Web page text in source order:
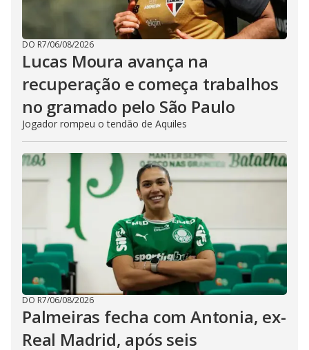
DO R7/06/08/2026
Lucas Moura avança na
recuperação e começa trabalhos
no gramado pelo São Paulo
Jogador rompeu o tendão de Aquiles
DO R7/06/08/2026
Palmeiras fecha com Antonia, ex-
Real Madrid, após seis